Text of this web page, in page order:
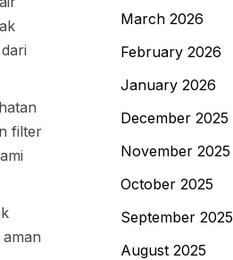
filter
March 2026
February 2026
January 2026
December 2025
November 2025
October 2025
September 2025
August 2025